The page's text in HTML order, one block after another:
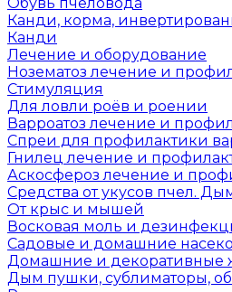
Канди, корма,
Канди
Лечение и оборудование
Нозематоз лечение и
Стимуляция
Для ловли роёв и роении
Варроатоз лечение и
Спреи для профилактики
Гнилец лечение и
Аскосфероз лечение и
Средства от укусов пчел.
От крыс и мышей
Восковая моль и
Садовые и домашние
Домашние и декоративные
Дым пушки, сублиматоры,